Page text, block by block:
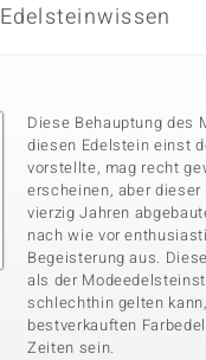
Edelsteinwissen
Diese Behauptung des
diesen Edelstein einst
vorstellte, mag recht
erscheinen, aber
vierzig Jahren
nach wie vor
Begeisterung aus.
als der
schlechthin gelten
bestverkauften
Zeiten sein.